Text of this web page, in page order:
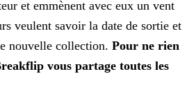
et emmènent avec eux un vent
veulent savoir la date de sortie et
nouvelle collection. Pour ne rien
vous partage toutes les